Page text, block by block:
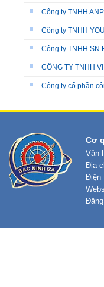
Công ty TNHH
Công ty TNHH
Công ty TNHH SN
CÔNG TY TNHH
Công ty cổ phần
Cơ
Vận
Địa
Điện